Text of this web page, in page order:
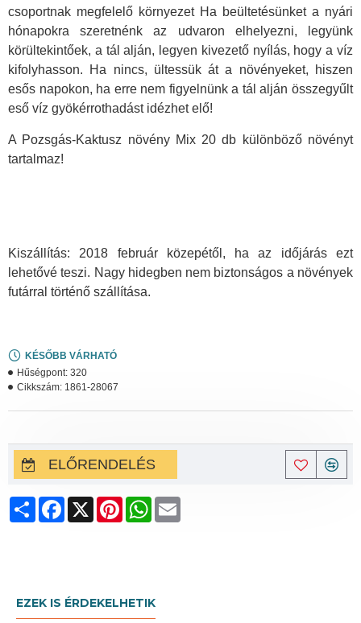
csoportnak megfelelő környezet Ha beültetésünket a nyári
hónapokra szeretnénk az udvaron elhelyezni, legyünk
körültekintőek, a tál alján, legyen kivezető nyílás, hogy a víz
kifolyhasson. Ha nincs, ültessük át a növényeket, hiszen
esős napokon, ha erre nem figyelnünk a tál alján összegyűlt
eső víz gyökérrothadást idézhet elő!
A Pozsgás-Kaktusz növény Mix 20 db különböző növényt
tartalmaz!
Kiszállítás: 2018 február közepétől, ha az időjárás ezt
lehetővé teszi. Nagy hidegben nem biztonságos a növények
futárral történő szállítása.
KÉSŐBB VÁRHATÓ
Hűségpont: 320
Cikkszám: 1861-28067
ELŐRENDELÉS
ShareFacebook
X PinterestWhatsApp
EZEK IS ÉRDEKELHETIK